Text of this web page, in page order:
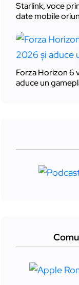
Starlink, voce
date mobile
Forza Horizon 6
aduce un